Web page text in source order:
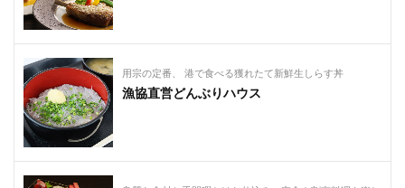
用宗の定番、 港で食べる獲れたて新鮮生しらす丼
漁協直営どんぶりハウス